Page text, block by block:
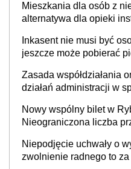
Mieszkania dla osób z
alternatywa dla opieki
Inkasent nie musi być
jeszcze może pobierać
Zasada współdziałania
działań administracji w
Nowy wspólny bilet w
Nieograniczona liczba
Niepodjęcie uchwały o
zwolnienie radnego to za